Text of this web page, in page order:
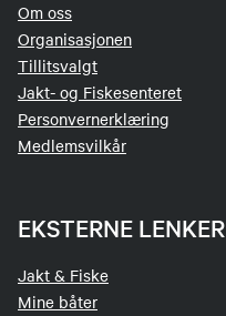
Om oss
Organisasjonen
Tillitsvalgt
Jakt- og Fiskesenteret
Personvernerklæring
Medlemsvilkår
EKSTERNE LENKER
Jakt & Fiske
Mine båter